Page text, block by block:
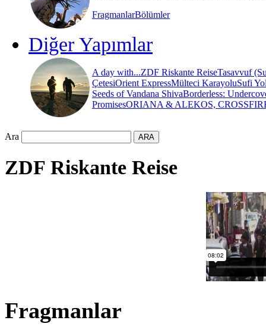
FragmanlarBölümler
Diğer Yapımlar
A day with...ZDF Riskante ReiseTasavvuf
ÇetesiOrient ExpressMülteci KarayoluSufi
Seeds of Vandana ShivaBorderless:
PromisesORIANA & ALEKOS,
Ara
ZDF Riskante Reise
Fragmanlar